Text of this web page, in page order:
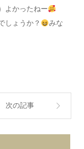
よかったねー
しょうか？
みな
次の記事